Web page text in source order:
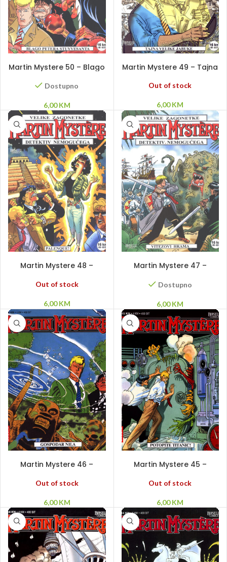
Martin Mystere 50 – Blago
Dostupno
6,00KM
Martin Mystere 49 – Tajna
Out of stock
6,00KM
Martin Mystere 48 –
Out of stock
6,00KM
Martin Mystere 47 –
Dostupno
6,00KM
Martin Mystere 46 –
Gospodar Nila
Out of stock
6,00KM
Martin Mystere 45 –
Potopite Titanic!
Out of stock
6,00KM